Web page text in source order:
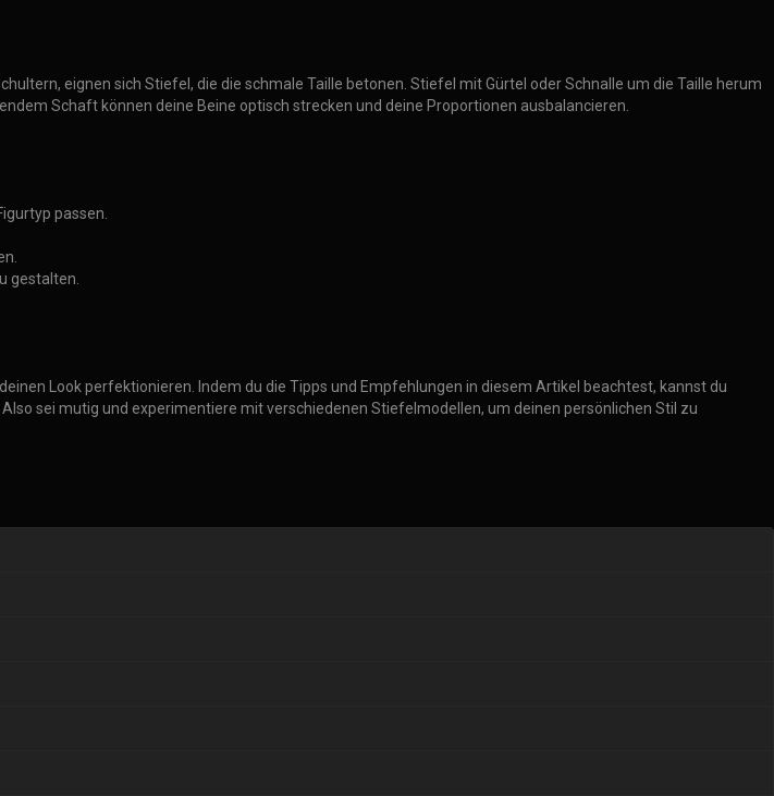
eignen sich Stiefel, die die schmale Taille betonen. Stiefel mit Gürtel oder Schnalle um die Taille herum
Schaft können deine Beine optisch strecken und deine Proportionen ausbalancieren.
passen.
gestalten.
Look perfektionieren. Indem du die Tipps und Empfehlungen in diesem Artikel beachtest, kannst du
sei mutig und experimentiere mit verschiedenen Stiefelmodellen, um deinen persönlichen Stil zu